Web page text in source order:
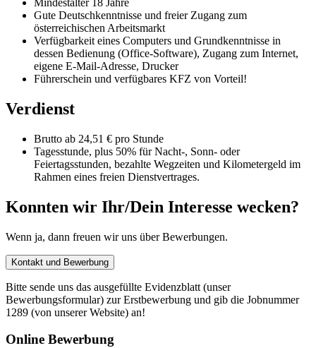
Mindestalter 18 Jahre
Gute Deutschkenntnisse und freier Zugang zum
österreichischen Arbeitsmarkt
Verfügbarkeit eines Computers und Grundkenntnisse in
dessen Bedienung (Office-Software), Zugang zum Internet,
eigene E-Mail-Adresse, Drucker
Führerschein und verfügbares KFZ von Vorteil!
Verdienst
Brutto ab 24,51 € pro Stunde
Tagesstunde, plus 50% für Nacht-, Sonn- oder
Feiertagsstunden, bezahlte Wegzeiten und Kilometergeld im
Rahmen eines freien Dienstvertrages.
Konnten wir Ihr/Dein Interesse wecken?
Wenn ja, dann freuen wir uns über Bewerbungen.
Kontakt und Bewerbung
Bitte sende uns das ausgefüllte Evidenzblatt (unser
Bewerbungsformular) zur Erstbewerbung und gib die Jobnummer
1289 (von unserer Website) an!
Online Bewerbung